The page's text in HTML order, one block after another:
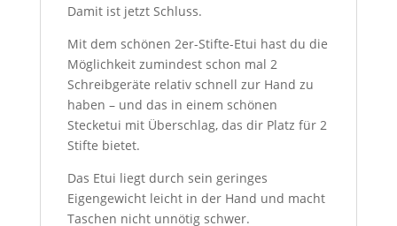
Damit ist jetzt Schluss.
Mit dem schönen 2er-Stifte-Etui hast du die
Möglichkeit zumindest schon mal 2
Schreibgeräte relativ schnell zur Hand zu
haben – und das in einem schönen
Stecketui mit Überschlag, das dir Platz für 2
Stifte bietet.
Das Etui liegt durch sein geringes
Eigengewicht leicht in der Hand und macht
Taschen nicht unnötig schwer.